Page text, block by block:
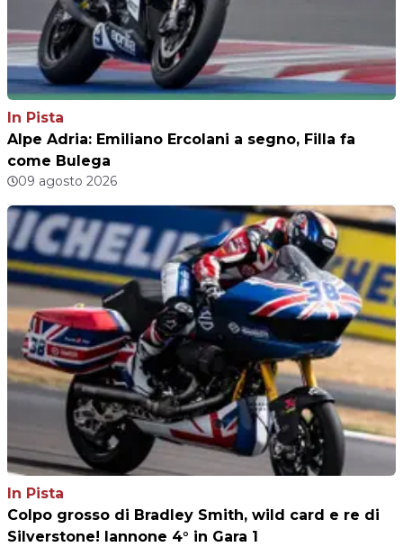
In Pista
Alpe Adria: Emiliano Ercolani a segno, Filla fa
come Bulega
09 agosto 2026
In Pista
Colpo grosso di Bradley Smith, wild card e re di
Silverstone! Iannone 4° in Gara 1